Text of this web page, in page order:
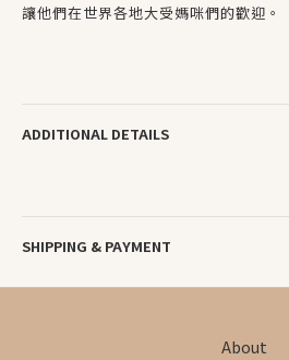
讓他們在世界各地大受媽咪們的歡迎。
ADDITIONAL DETAILS
SHIPPING & PAYMENT
About